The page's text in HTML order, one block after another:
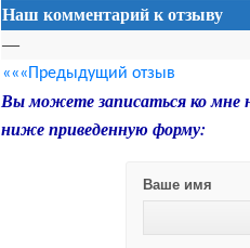
Наш комментарий к отзыву
—
«««Предыдущий отзыв
Вы можете записаться ко мне
ниже приведенную форму:
Ваше имя